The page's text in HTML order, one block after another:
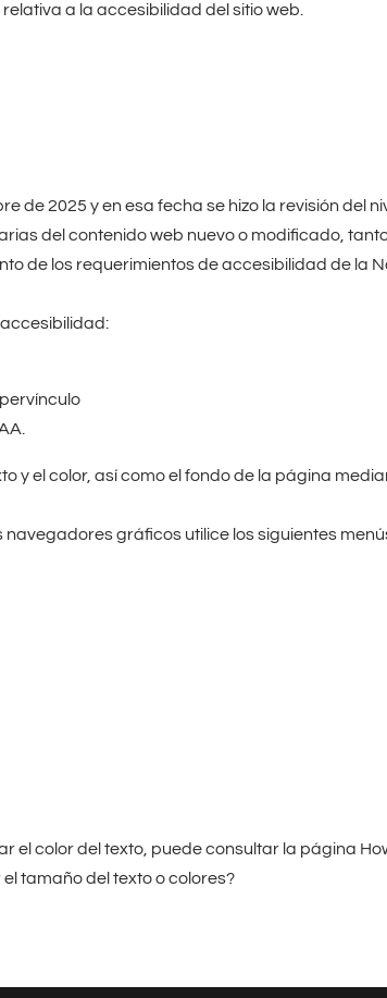
a la accesibilidad del sitio web.
de 2025 y en esa fecha se hizo la revisión del
del contenido web nuevo o modificado,
de los requerimientos de accesibilidad de la
y el color, así como el fondo de la página
gráficos utilice los siguientes
el color del texto, puede consultar la página
tamaño del texto o colores?